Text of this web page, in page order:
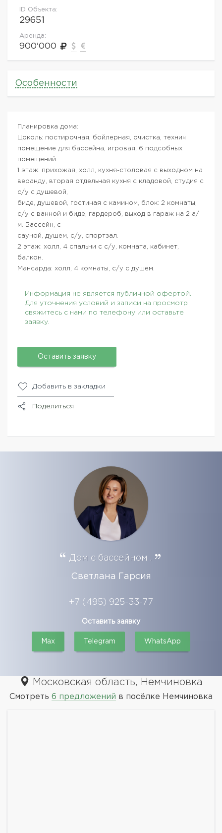
ID Объекта:
29651
Аренда:
900'000
Особенности
Планировка дома:
Цоколь: постирочная, бойлерная, очистка, технич
помещение для бассейна, игровая, 6 подсобных
помещений.
1 этаж: прихожая, холл, кухня-столовая с выходном на
веранду, вторая отдельная кухня с кладовой, студия с
с/у с душевой,
биде, душевой, гостиная с камином, блок: 2 комнаты,
с/у с ванной и биде, гардероб, выход в гараж на 2 а/
м. Бассейн, с
сауной, душем, с/у, спортзал.
2 этаж: холл, 4 спальни с с/у, комната, кабинет,
балкон.
Мансарда: холл, 4 комнаты, с/у с душем.
Информация не является публичной офертой.
Для уточнения условий и записи на просмотр
свяжитесь с нами по телефону или оставьте
заявку.
Оставить заявку
Добавить в закладки
Поделиться
Дом с бассейном .
Светлана Гарсия
+7 (495) 925-33-77
Оставить заявку
Max Telegram WhatsApp
Московская область, Немчиновка
Смотреть 6 предложений в посёлке Немчиновка